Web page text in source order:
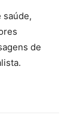
saúde,
de